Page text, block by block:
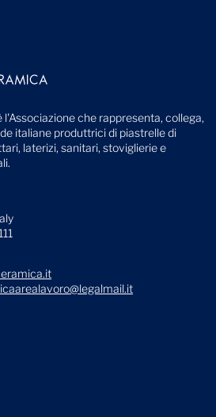
che rappresenta, collega,
italiane produttrici di piastrelle di
laterizi, sanitari, stoviglierie e